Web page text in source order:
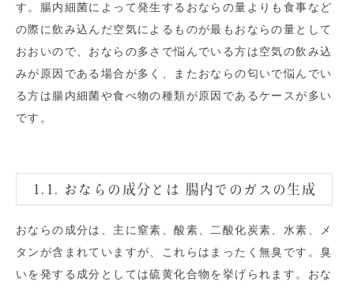
す。腸内細菌によって発生するおならの量よりも食事など
の際に飲み込んだ空気によるものが最もおならの量として
おおいので、おならの多さで悩んでいる方は空気の飲み込
みが原因である場合が多く、またおならの匂いで悩んでい
る方は腸内細菌や食べ物の種類が原因であるケースが多い
です。
1.1. おならの成分とは 腸内でのガスの生成
おならの成分は、主に窒素、酸素、二酸化炭素、水素、メ
タンが含まれていますが、これらはまったく無臭です。臭
いを発する成分としては硫黄化合物を挙げられます。おな